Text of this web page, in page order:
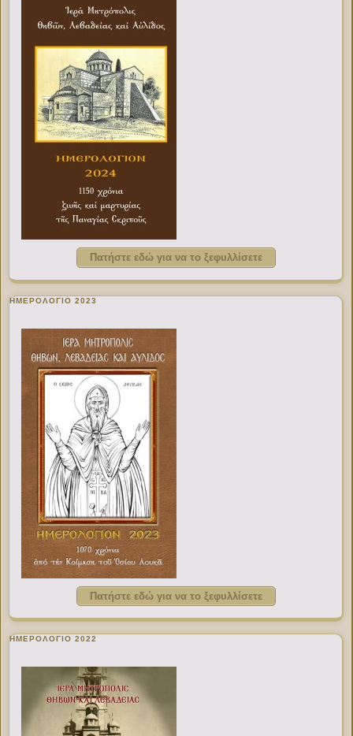
Πατήστε εδώ για να το ξεφυλλίσετε
ΗΜΕΡΟΛΟΓΙΟ 2023
Πατήστε εδώ για να το ξεφυλλίσετε
ΗΜΕΡΟΛΟΓΙΟ 2022